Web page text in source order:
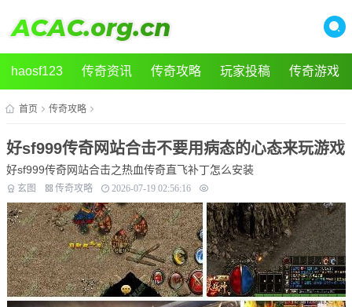
haosf123 传奇资讯 传奇攻略 玩家投稿 传奇游戏
首页 传奇攻略
好sf999传奇网站合击不要用病态的心态来玩游戏
好sf999传奇网站合击之热血传奇直飞补丁怎么安装
玄图 传奇攻略 2026-07-19 02:56:16